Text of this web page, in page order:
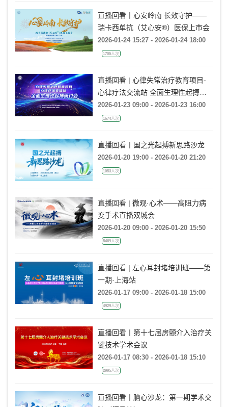
直播回看丨心安岭南 长效守护——
瑞卡西单抗（艾心安®）医保上市会
2026-01-24 15:27 - 2026-01-24 18:00
1705人次
直播回看 | 心律失常治疗教育项目-
心律疗法交流站 全面生理性起搏研
讨会
2026-01-23 09:00 - 2026-01-23 16:00
1674人次
直播回看丨国之光起搏新思路沙龙
2026-01-20 19:00 - 2026-01-20 21:20
1053人次
直播回看 | 微观·心术——高阻力病
变手术直播双城会
2026-01-20 09:00 - 2026-01-20 15:50
5469人次
直播回看 | 左心耳封堵培训班——第
一期·上海站
2026-01-17 09:00 - 2026-01-18 15:00
4929人次
直播回看丨第十七届房颤介入治疗关
键技术学术会议
2026-01-17 08:30 - 2026-01-18 15:10
2995人次
直播回看丨脑心沙龙：第一期学术交